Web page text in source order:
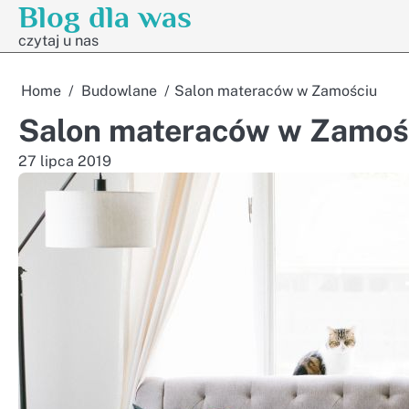
Skip
content
Blog dla was
czytaj u nas
Home Budowlane Salon materaców w Zamościu
Salon materaców w
27 lipca 2019